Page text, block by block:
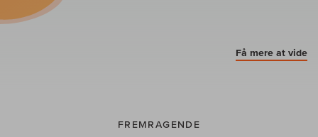
Få mere at vide
FREMRAGENDE